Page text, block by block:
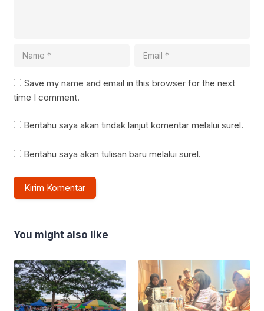
Save my name and email in this browser for the next
time I comment.
Beritahu saya akan tindak lanjut komentar melalui surel.
Beritahu saya akan tulisan baru melalui surel.
You might also like